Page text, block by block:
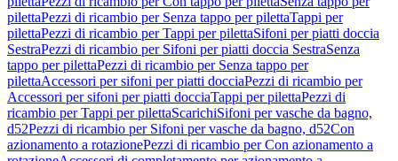
pilettaPezzi di ricambio per Senza tappo per pilettaTappi per
pilettaPezzi di ricambio per Tappi per pilettaSifoni per piatti doccia
SestraPezzi di ricambio per Sifoni per piatti doccia SestraSenza
tappo per pilettaPezzi di ricambio per Senza tappo per
pilettaAccessori per sifoni per piatti docciaPezzi di ricambio per
Accessori per sifoni per piatti docciaTappi per pilettaPezzi di
ricambio per Tappi per pilettaScarichiSifoni per vasche da bagno,
d52Pezzi di ricambio per Sifoni per vasche da bagno, d52Con
azionamento a rotazionePezzi di ricambio per Con azionamento a